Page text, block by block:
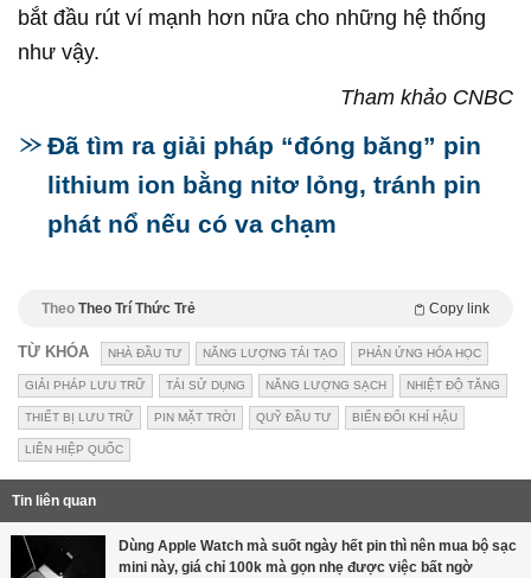
bắt đầu rút ví mạnh hơn nữa cho những hệ thống
như vậy.
Tham khảo CNBC
Đã tìm ra giải pháp “đóng băng” pin
lithium ion bằng nitơ lỏng, tránh pin
phát nổ nếu có va chạm
Theo Theo Trí Thức Trẻ Copy link
TỪ KHÓA NHÀ ĐẦU TƯ NĂNG LƯỢNG TÁI TẠO PHẢN ỨNG HÓA HỌC
GIẢI PHÁP LƯU TRỮ TÁI SỬ DỤNG NĂNG LƯỢNG SẠCH NHIỆT ĐỘ TĂNG
THIẾT BỊ LƯU TRỮ PIN MẶT TRỜI QUỸ ĐẦU TƯ BIẾN ĐỔI KHÍ HẬU
LIÊN HIỆP QUỐC
Tin liên quan
Dùng Apple Watch mà suốt ngày hết pin thì nên mua bộ sạc
mini này, giá chỉ 100k mà gọn nhẹ được việc bất ngờ